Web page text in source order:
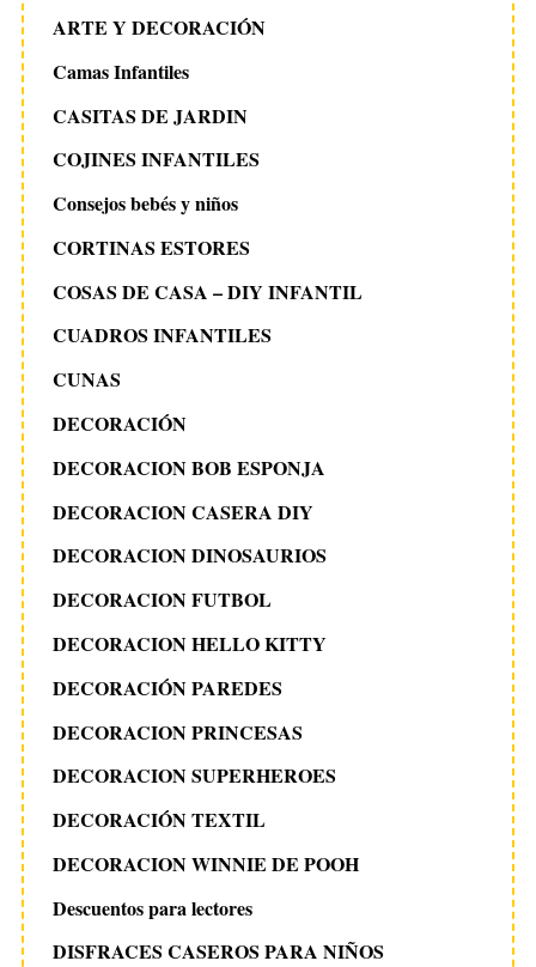
ARTE Y DECORACIÓN
Camas Infantiles
CASITAS DE JARDIN
COJINES INFANTILES
Consejos bebés y niños
CORTINAS ESTORES
COSAS DE CASA – DIY INFANTIL
CUADROS INFANTILES
CUNAS
DECORACIÓN
DECORACION BOB ESPONJA
DECORACION CASERA DIY
DECORACION DINOSAURIOS
DECORACION FUTBOL
DECORACION HELLO KITTY
DECORACIÓN PAREDES
DECORACION PRINCESAS
DECORACION SUPERHEROES
DECORACIÓN TEXTIL
DECORACION WINNIE DE POOH
Descuentos para lectores
DISFRACES CASEROS PARA NIÑOS